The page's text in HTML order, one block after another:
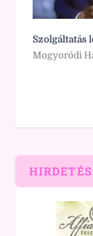
Szolgáltatás
Mogyoródi
HIRDETÉS